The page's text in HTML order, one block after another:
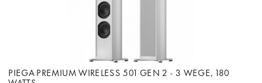
PIEGA PREMIUM WIRELESS 501 GEN 2 - 3 WEGE, 180